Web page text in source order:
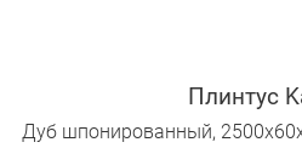
Плинтус
Дуб шпонированный,